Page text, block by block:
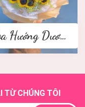
Hoa Hướng Dương
TỪ CHÚNG TÔI